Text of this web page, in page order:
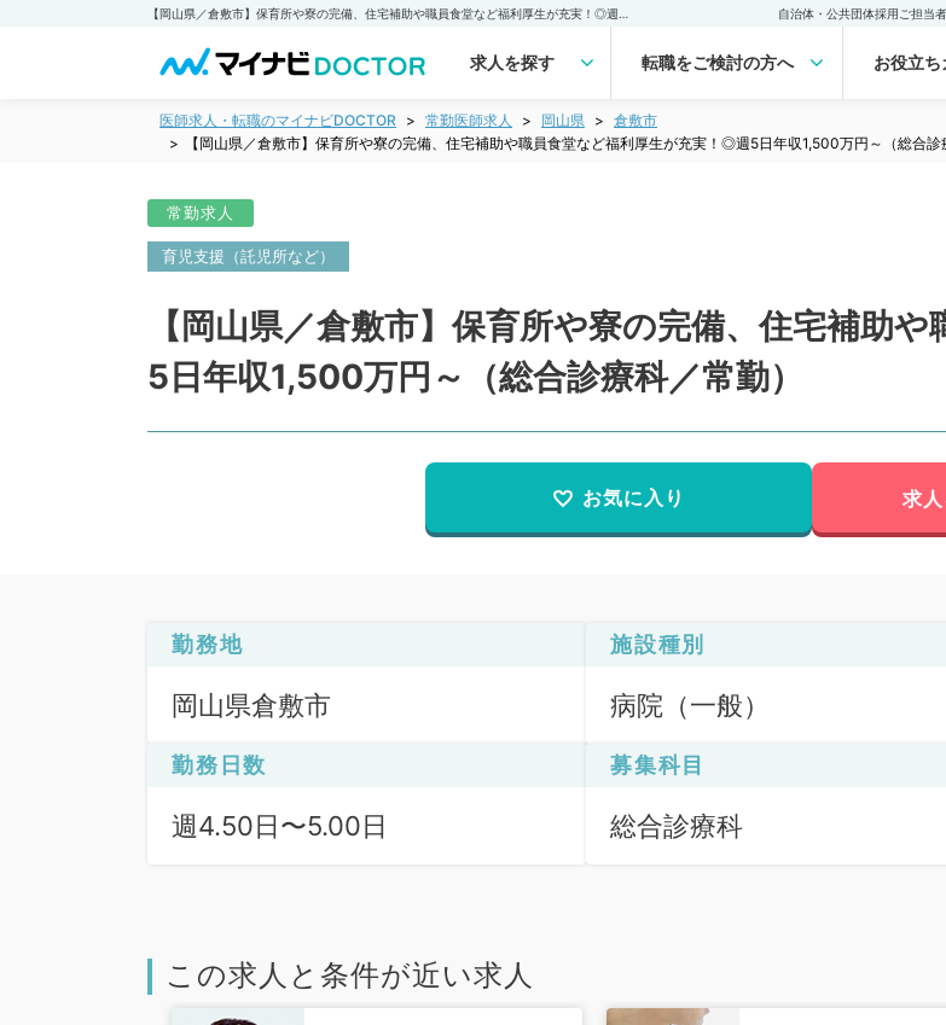
自治体・公共団体採用ご担当
求人を探す 転職をご検討の方へ お役立ち
医師求人・転職のマイナビDOCTOR 常勤医師求人 岡山県
倉敷市
【岡山県／倉敷市】保育所や寮の完備、住宅補助や職員食堂など福利厚生が充実！◎週5日年収1,500万円～（総合診
常勤求人
育児支援（託児所など）
【岡山県／倉敷市】保育所や寮の完備、住宅補助
5日年収1,500万円～（総合診療科／常勤）
お気に入り 求
勤務地
岡山県倉敷市
施設種別
病院（一般）
勤務日数
週4.50日〜5.00日
募集科目
総合診療科
この求人と条件が近い求人